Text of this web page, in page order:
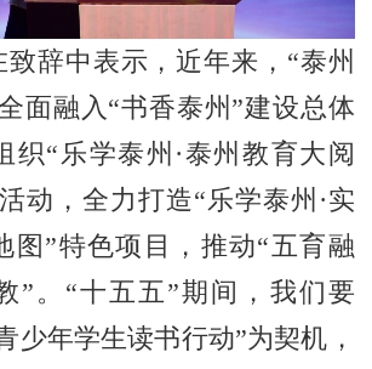
致辞中表示，近年来，“泰州
面融入“书香泰州”建设总体
织“乐学泰州·泰州教育大阅
动，全力打造“乐学泰州·实
图”特色项目，推动“五育融
”。“十五五”期间，我们要
少年学生读书行动”为契机，